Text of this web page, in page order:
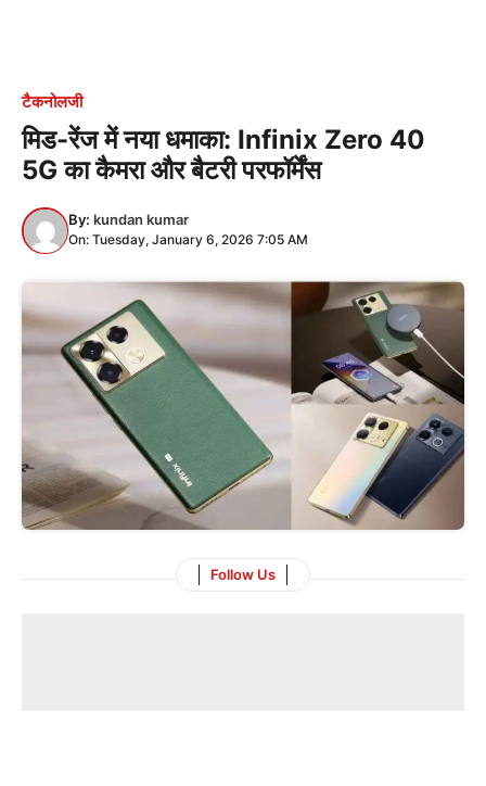
टैकनोलजी
मिड-रेंज में नया धमाका: Infinix Zero 40
5G का कैमरा और बैटरी परफॉर्मेंस
By: kundan kumar
On: Tuesday, January 6, 2026 7:05 AM
Follow Us